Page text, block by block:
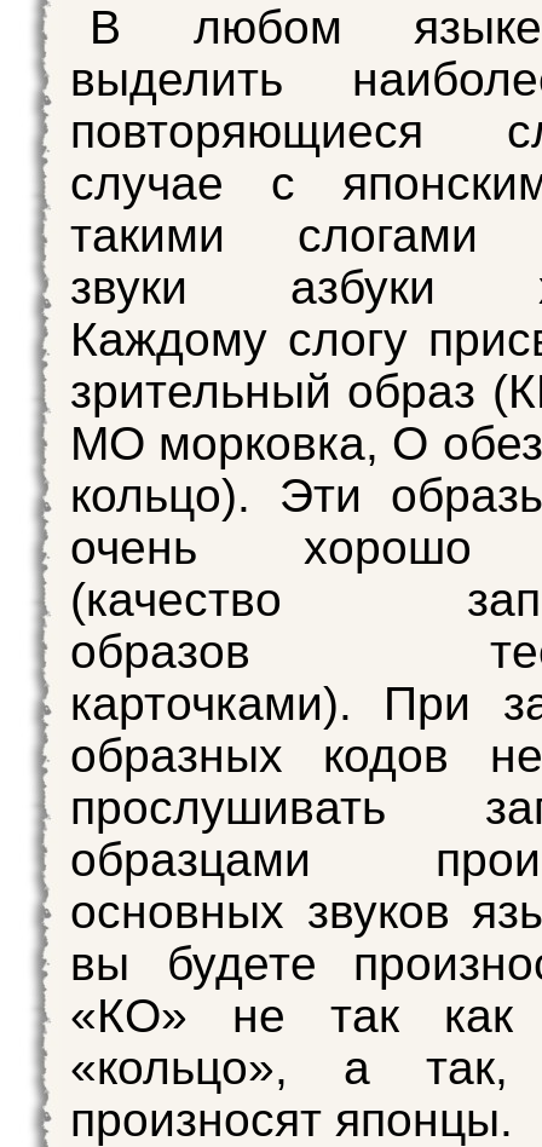
В любом
выделить
повторяющиеся
случае с
такими слогами
звуки азбуки
Каждому слогу
зрительный образ
МО морковка, О
кольцо). Эти
очень хорошо
(качество
образов
карточками). При
образных кодов
прослушивать
образцами
основных звуков
вы будете
«КО» не так как
«кольцо», а
произносят японцы.